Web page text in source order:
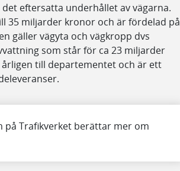
eftersatta underhållet av vägarna.
35 miljarder kronor och är fördelad på
gäller vägyta och vägkropp dvs
som står för ca 23 miljarder
till departementet och är ett
på Trafikverket berättar mer om